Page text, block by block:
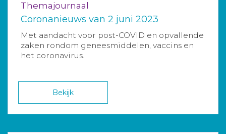
Themajournaal
Coronanieuws van 2 juni 2023
Met aandacht voor post-COVID en opvallende
zaken rondom geneesmiddelen, vaccins en
het coronavirus.
Bekijk